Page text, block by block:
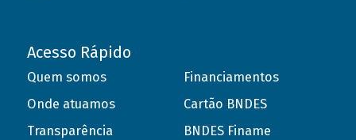
Acesso Rápido
Quem somos
Onde atuamos
Transparência
Financiamentos
Cartão BNDES
BNDES Finame